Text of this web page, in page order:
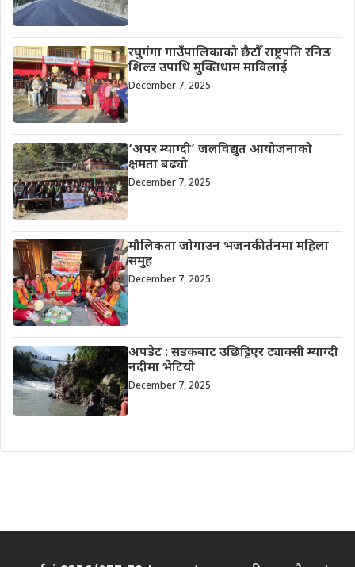
रघुगंगा गाउँपालिकाको छैटौँ राष्ट्रपति रनिङ
शिल्ड उपाधि मुक्तिधाम माविलाई
December 7, 2025
‘अपर म्याग्दी’ जलविद्युत आयोजनाको
क्षमता बढ्यो
December 7, 2025
मौलिकता जोगाउन भजनकीर्तनमा महिला
समुह
December 7, 2025
अपडेट : सडकबाट उछिट्टिएर ट्याक्सी म्याग्दी
नदीमा भेटियो
December 7, 2025